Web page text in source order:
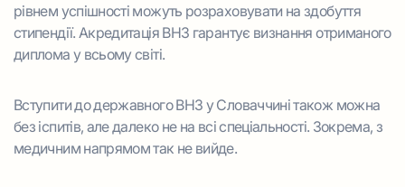
рівнем успішності можуть розраховувати на здобуття
стипендії. Акредитація ВНЗ гарантує визнання отриманого
диплома у всьому світі.
Вступити до державного ВНЗ у Словаччині також можна
без іспитів, але далеко не на всі спеціальності. Зокрема, з
медичним напрямом так не вийде.